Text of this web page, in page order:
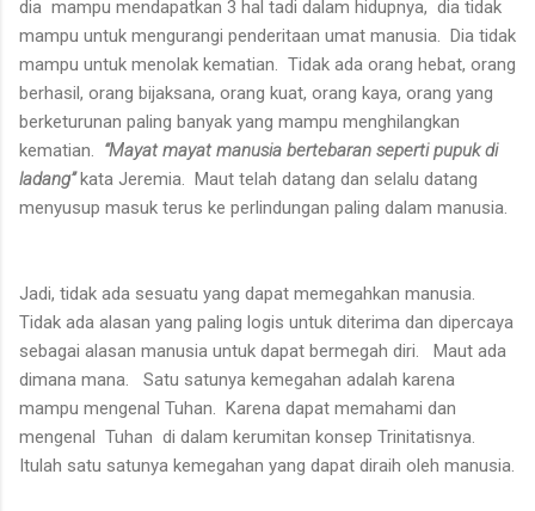
dia mampu mendapatkan 3 hal tadi dalam hidupnya, dia tidak
mampu untuk mengurangi penderitaan umat manusia.
Dia tidak
mampu untuk menolak kematian. Tidak ada orang hebat, orang
berhasil, orang bijaksana, orang kuat, orang kaya, orang yang
berketurunan paling banyak yang mampu menghilangkan
kematian. “Mayat mayat manusia bertebaran seperti pupuk di
ladang”kata Jeremia.
Maut telah datang dan selalu datang
menyusup masuk terus ke perlindungan paling dalam manusia.
Jadi, tidak ada sesuatu yang dapat memegahkan manusia.
Tidak ada alasan yang paling logis untuk diterima dan dipercaya
sebagai alasan manusia untuk dapat bermegah diri.
Maut ada
dimana mana.
Satu satunya kemegahan adalah karena
mampu mengenal Tuhan.
Karena dapat memahami dan
mengenal
Tuhan di dalam kerumitan konsep Trinitatisnya.
Itulah satu satunya kemegahan yang dapat diraih oleh manusia.